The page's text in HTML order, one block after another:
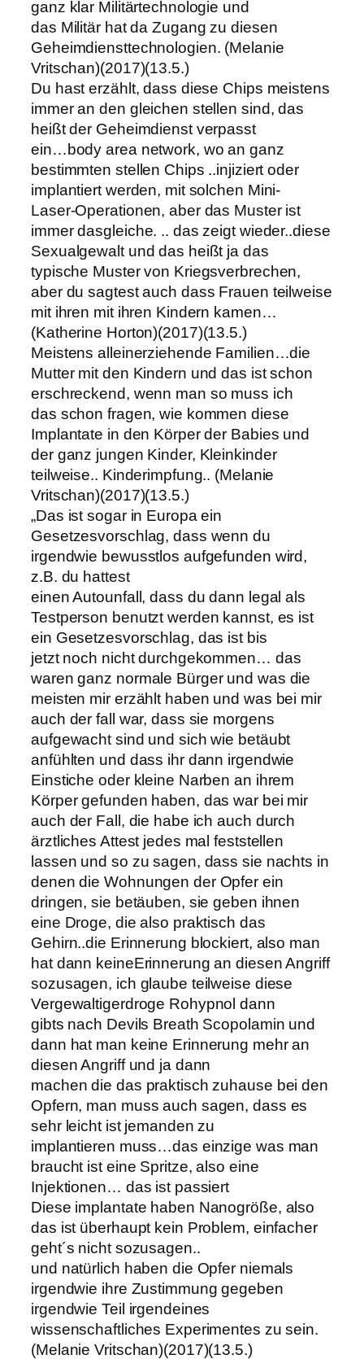
ganz klar Militärtechnologie und
das Militär hat da Zugang zu diesen
Geheimdiensttechnologien. (Melanie
Vritschan)(2017)(13.5.)
Du hast erzählt, dass diese Chips meistens
immer an den gleichen stellen sind, das
heißt der Geheimdienst verpasst
ein…body area network, wo an ganz
bestimmten stellen Chips ..injiziert oder
implantiert werden, mit solchen Mini-
Laser-Operationen, aber das Muster ist
immer dasgleiche. .. das zeigt wieder..diese
Sexualgewalt und das heißt ja das
typische Muster von Kriegsverbrechen,
aber du sagtest auch dass Frauen teilweise
mit ihren mit ihren Kindern kamen…
(Katherine Horton)(2017)(13.5.)
Meistens alleinerziehende Familien…die
Mutter mit den Kindern und das ist schon
erschreckend, wenn man so muss ich
das schon fragen, wie kommen diese
Implantate in den Körper der Babies und
der ganz jungen Kinder, Kleinkinder
teilweise.. Kinderimpfung.. (Melanie
Vritschan)(2017)(13.5.)
„Das ist sogar in Europa ein
Gesetzesvorschlag, dass wenn du
irgendwie bewusstlos aufgefunden wird,
z.B. du hattest
einen Autounfall, dass du dann legal als
Testperson benutzt werden kannst, es ist
ein Gesetzesvorschlag, das ist bis
jetzt noch nicht durchgekommen… das
waren ganz normale Bürger und was die
meisten mir erzählt haben und was bei mir
auch der fall war, dass sie morgens
aufgewacht sind und sich wie betäubt
anfühlten und dass ihr dann irgendwie
Einstiche oder kleine Narben an ihrem
Körper gefunden haben, das war bei mir
auch der Fall, die habe ich auch durch
ärztliches Attest jedes mal feststellen
lassen und so zu sagen, dass sie nachts in
denen die Wohnungen der Opfer ein
dringen, sie betäuben, sie geben ihnen
eine Droge, die also praktisch das
Gehirn..die Erinnerung blockiert, also man
hat dann keineErinnerung an diesen Angriff
sozusagen, ich glaube teilweise diese
Vergewaltigerdroge Rohypnol dann
gibts nach Devils Breath Scopolamin und
dann hat man keine Erinnerung mehr an
diesen Angriff und ja dann
machen die das praktisch zuhause bei den
Opfern, man muss auch sagen, dass es
sehr leicht ist jemanden zu
implantieren muss…das einzige was man
braucht ist eine Spritze, also eine
Injektionen… das ist passiert
Diese implantate haben Nanogröße, also
das ist überhaupt kein Problem, einfacher
geht´s nicht sozusagen..
und natürlich haben die Opfer niemals
irgendwie ihre Zustimmung gegeben
irgendwie Teil irgendeines
wissenschaftliches Experimentes zu sein.
(Melanie Vritschan)(2017)(13.5.)